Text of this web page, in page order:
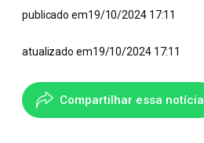
publicado em19/10/2024 17:11
atualizado em19/10/2024 17:11
Compartilhar essa notícia